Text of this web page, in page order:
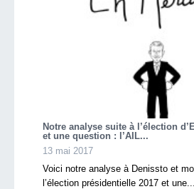
Notre analyse suite à l’élection
et une question : l’AIL...
13 mai 2017
Voici notre analyse à Denissto et
l’élection présidentielle 2017 et une...